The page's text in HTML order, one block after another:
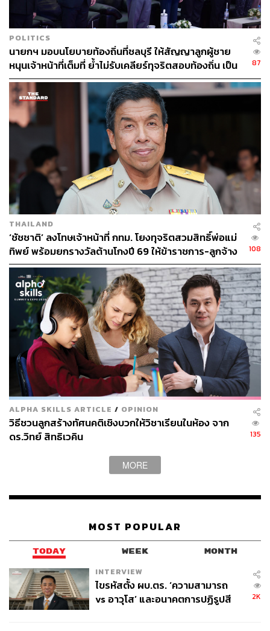
POLITICS
นายกฯ มอบนโยบายท้องถิ่นที่ชลบุรี ให้สัญญาลูกผู้ชาย
หนุนเจ้าหน้าที่เต็มที่ ย้ำไม่รับเคลียร์ทุจริตสอบท้องถิ่น เป็น
ตราบาป ลอยอังคารก็ลบไม่ออก
87
THAILAND
‘ชัชชาติ’ ลงโทษเจ้าหน้าที่ กทม. โยงทุจริตสวมสิทธิ์พ่อแม่
ทิพย์ พร้อมยกรางวัลต้านโกงปี 69 ให้ข้าราชการ-ลูกจ้าง
ทุกคน
108
ALPHA SKILLS ARTICLE / OPINION
วิธีชวนลูกสร้างทัศนคติเชิงบวกให้วิชาเรียนในห้อง จาก
ดร.วิทย์ สิทธิเวคิน
135
MORE
MOST POPULAR
TODAY WEEK MONTH
INTERVIEW
ไขรหัสตั้ง ผบ.ตร. ‘ความสามารถ
vs อาวุโส’ และอนาคตการปฏิรูปสี
2K